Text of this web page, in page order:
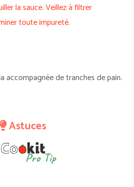
la sauce. Veillez à filtrer
toute impureté.
accompagnée de tranches de pain.
Astuces
Pro Tip